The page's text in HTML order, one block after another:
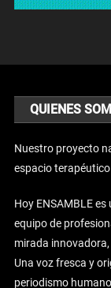
QUIENES
Nuestro proyecto
espacio
Hoy ENSAMBLE
equipo de
mirada
Una voz fresca y
periodismo